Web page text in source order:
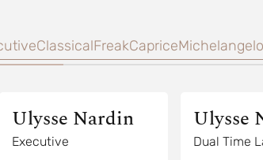
ClassicalFreakCapriceMichelangelo
Ulysse Nardin
Executive
Ulysse
Dual Time